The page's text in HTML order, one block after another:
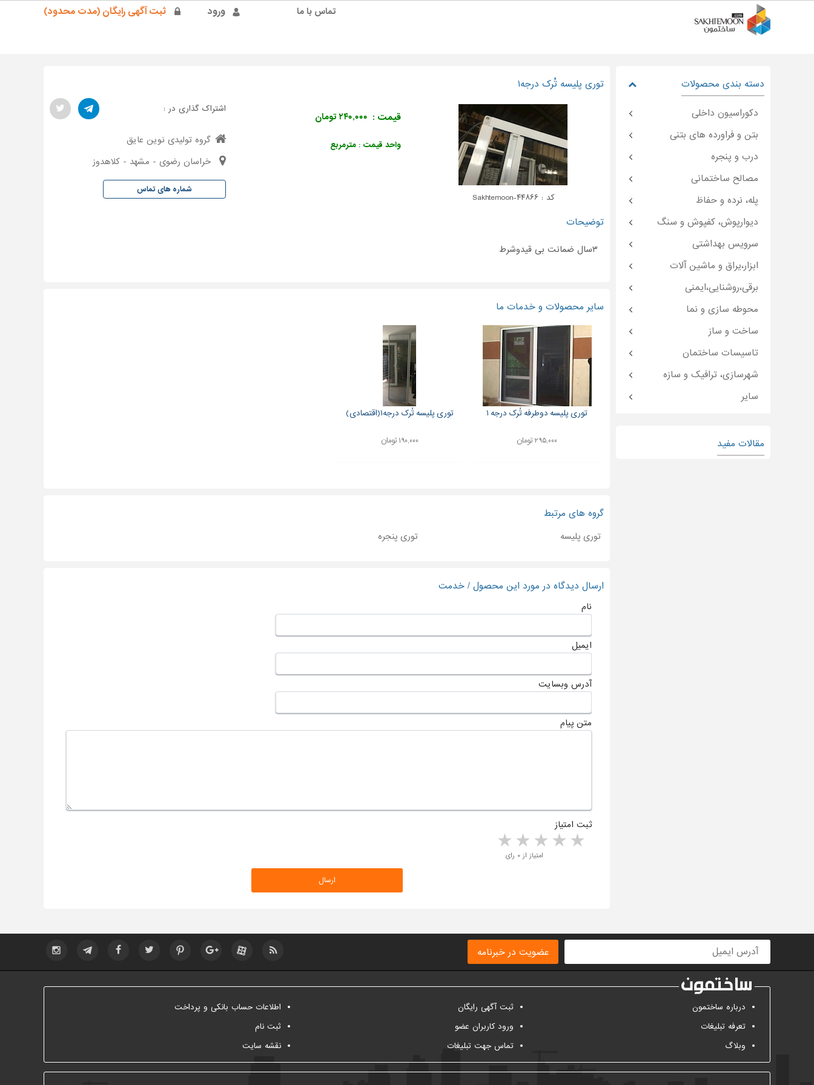
ورود ثبت آگهی رایگان (مدت محدود) تماس با ما
توری پلیسه تُرک درجه۱
کد : Sakhtemoon-۴۴۸۶۶
قیمت : ۲۴۰,۰۰۰ تومان
واحد قیمت : مترمربع
توضیحات
۳سال ضمانت بی قیدوشرط
اشتراک گذاری در :
گروه تولیدی نوین عایق
خراسان رضوی - مشهد - کلاهدوز
شماره های تماس
سایر محصولات و خدمات ما
توری پلیسه دوطرفه تُرک درجه ۱
۲۹۵,۰۰۰ تومان
توری پلیسه تُرک درجه۱(اقتصادی)
۱۹۰,۰۰۰ تومان
گروه های مرتبط
توری پلیسه توری پنجره
ارسال دیدگاه در مورد این محصول / خدمت
نام
ایمیل
آدرس وبسایت
متن پیام
ثبت امتیاز
4 stars 3 stars 2 stars 1 star امتیاز از ۰ رای
دسته بندی محصولات
دکوراسیون داخلی
بتن و فراورده های بتنی
درب و پنجره
مصالح ساختمانی
پله، نرده و حفاظ
دیوارپوش، کفپوش و سنگ
سرویس بهداشتی
ابزار،یراق و ماشین آلات
برقی،روشنایی،ایمنی
محوطه سازی و نما
ساخت و ساز
تاسیسات ساختمان
شهرسازی، ترافیک و سازه
سایر
مقالات مفید
عضویت در خبرنامه
درباره ساختمون
تعرفه تبلیغات
وبلاگ
ثبت آگهی رایگان
ورود کاربران عضو
تماس جهت تبلیغات
اطلاعات حساب بانکی و پرداخت
ثبت نام
نقشه سایت